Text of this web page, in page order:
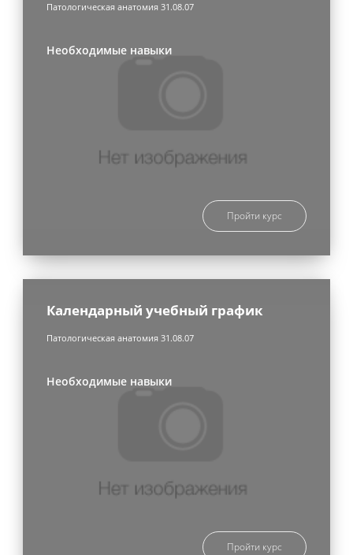
Патологическая анатомия 31.08.07
Необходимые навыки
Пройти курс
Календарный учебный график
Патологическая анатомия 31.08.07
Необходимые навыки
Пройти курс